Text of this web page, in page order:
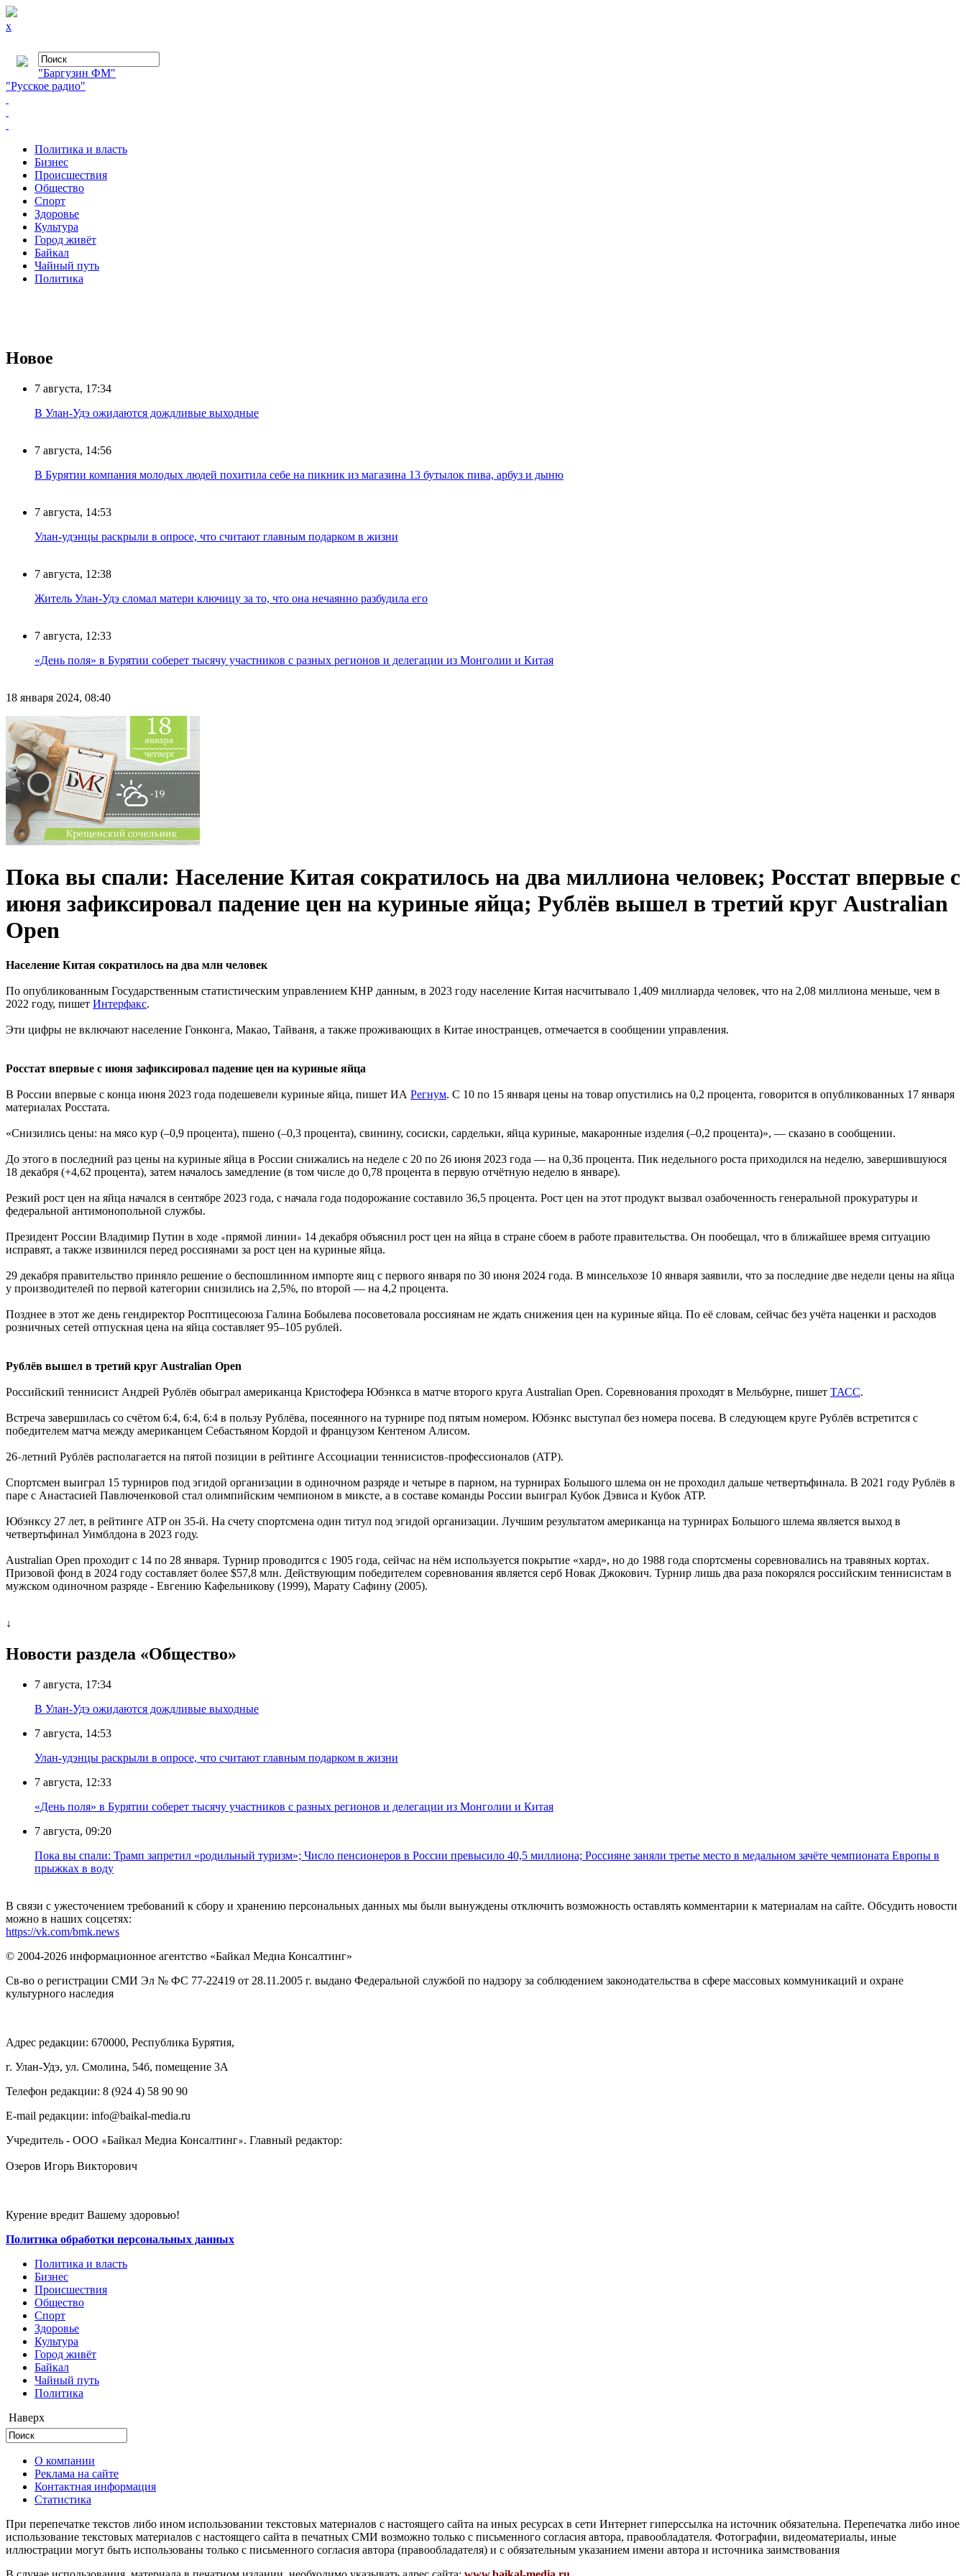
x
"Баргузин ФМ"
"Русское радио"
Политика и власть
Бизнес
Происшествия
Общество
Cпорт
Здоровье
Культура
Город живёт
Байкал
Чайный путь
Политика
Новое
7 августа, 17:34
В Улан-Удэ ожидаются дождливые выходные
7 августа, 14:56
В Бурятии компания молодых людей похитила себе на пикник из магазина 13 бутылок пива, арбуз и дыню
7 августа, 14:53
Улан-удэнцы раскрыли в опросе, что считают главным подарком в жизни
7 августа, 12:38
Житель Улан-Удэ сломал матери ключицу за то, что она нечаянно разбудила его
7 августа, 12:33
«День поля» в Бурятии соберет тысячу участников с разных регионов и делегации из Монголии и Китая
18 января 2024, 08:40
Пока вы спали: Население Китая сократилось на два миллиона человек; Росстат впервые с
июня зафиксировал падение цен на куриные яйца; Рублёв вышел в третий круг Australian
Open
Население Китая сократилось на два млн человек
По опубликованным Государственным статистическим управлением КНР данным, в 2023 году население Китая насчитывало 1,409 миллиарда человек, что на 2,08 миллиона меньше, чем в
2022 году, пишет Интерфакс.
Эти цифры не включают население Гонконга, Макао, Тайваня, а также проживающих в Китае иностранцев, отмечается в сообщении управления.
Росстат впервые с июня зафиксировал падение цен на куриные яйца
В России впервые с конца июня 2023 года подешевели куриные яйца, пишет ИА Регнум. С 10 по 15 января цены на товар опустились на 0,2 процента, говорится в опубликованных 17 января
материалах Росстата.
«Снизились цены: на мясо кур (–0,9 процента), пшено (–0,3 процента), свинину, сосиски, сардельки, яйца куриные, макаронные изделия (–0,2 процента)», — сказано в сообщении.
До этого в последний раз цены на куриные яйца в России снижались на неделе с 20 по 26 июня 2023 года — на 0,36 процента. Пик недельного роста приходился на неделю, завершившуюся
18 декабря (+4,62 процента), затем началось замедление (в том числе до 0,78 процента в первую отчётную неделю в январе).
Резкий рост цен на яйца начался в сентябре 2023 года, с начала года подорожание составило 36,5 процента. Рост цен на этот продукт вызвал озабоченность генеральной прокуратуры и
федеральной антимонопольной службы.
Президент России Владимир Путин в ходе «прямой линии» 14 декабря объяснил рост цен на яйца в стране сбоем в работе правительства. Он пообещал, что в ближайшее время ситуацию
исправят, а также извинился перед россиянами за рост цен на куриные яйца.
29 декабря правительство приняло решение о беспошлинном импорте яиц с первого января по 30 июня 2024 года. В минсельхозе 10 января заявили, что за последние две недели цены на яйца
у производителей по первой категории снизились на 2,5%, по второй — на 4,2 процента.
Позднее в этот же день гендиректор Росптицесоюза Галина Бобылева посоветовала россиянам не ждать снижения цен на куриные яйца. По её словам, сейчас без учёта наценки и расходов
розничных сетей отпускная цена на яйца составляет 95–105 рублей.
Рублёв вышел в третий круг Australian Open
Российский теннисист Андрей Рублёв обыграл американца Кристофера Юбэнкса в матче второго круга Australian Open. Соревнования проходят в Мельбурне, пишет ТАСС.
Встреча завершилась со счётом 6:4, 6:4, 6:4 в пользу Рублёва, посеянного на турнире под пятым номером. Юбэнкс выступал без номера посева. В следующем круге Рублёв встретится с
победителем матча между американцем Себастьяном Кордой и французом Кентеном Алисом.
26–летний Рублёв располагается на пятой позиции в рейтинге Ассоциации теннисистов–профессионалов (ATP).
Спортсмен выиграл 15 турниров под эгидой организации в одиночном разряде и четыре в парном, на турнирах Большого шлема он не проходил дальше четвертьфинала. В 2021 году Рублёв в
паре с Анастасией Павлюченковой стал олимпийским чемпионом в миксте, а в составе команды России выиграл Кубок Дэвиса и Кубок ATP.
Юбэнксу 27 лет, в рейтинге ATP он 35-й. На счету спортсмена один титул под эгидой организации. Лучшим результатом американца на турнирах Большого шлема является выход в
четвертьфинал Уимблдона в 2023 году.
Australian Open проходит с 14 по 28 января. Турнир проводится с 1905 года, сейчас на нём используется покрытие «хард», но до 1988 года спортсмены соревновались на травяных кортах.
Призовой фонд в 2024 году составляет более $57,8 млн. Действующим победителем соревнования является серб Новак Джокович. Турнир лишь два раза покорялся российским теннисистам в
мужском одиночном разряде - Евгению Кафельникову (1999), Марату Сафину (2005).
↓
Новости раздела «Общество»
7 августа, 17:34
В Улан-Удэ ожидаются дождливые выходные
7 августа, 14:53
Улан-удэнцы раскрыли в опросе, что считают главным подарком в жизни
7 августа, 12:33
«День поля» в Бурятии соберет тысячу участников с разных регионов и делегации из Монголии и Китая
7 августа, 09:20
Пока вы спали: Трамп запретил «родильный туризм»; Число пенсионеров в России превысило 40,5 миллиона; Россияне заняли третье место в медальном зачёте чемпионата Европы в
прыжках в воду
В связи с ужесточением требований к сбору и хранению персональных данных мы были вынуждены отключить возможность оставлять комментарии к материалам на сайте. Обсудить новости
можно в наших соцсетях:
https://vk.com/bmk.news
© 2004-2026 информационное агентство «Байкал Медиа Консалтинг»
Св-во о регистрации СМИ Эл № ФС 77-22419 от 28.11.2005 г. выдано Федеральной службой по надзору за соблюдением законодательства в сфере массовых коммуникаций и охране
культурного наследия
Адрес редакции: 670000, Республика Бурятия,
г. Улан-Удэ, ул. Смолина, 54б, помещение 3А
Телефон редакции: ‎‎8 (924 4) 58 90 90
E-mail редакции: info@baikal-media.ru
Учредитель - ООО «Байкал Медиа Консалтинг». Главный редактор:
Озеров Игорь Викторович
Курение вредит Вашему здоровью!
Политика обработки персональных данных
Политика и власть
Бизнес
Происшествия
Общество
Cпорт
Здоровье
Культура
Город живёт
Байкал
Чайный путь
Политика
Наверх
О компании
Реклама на сайте
Контактная информация
Статистика
При перепечатке текстов либо ином использовании текстовых материалов с настоящего сайта на иных ресурсах в сети Интернет гиперссылка на источник обязательна. Перепечатка либо иное
использование текстовых материалов с настоящего сайта в печатных СМИ возможно только с письменного согласия автора, правообладателя. Фотографии, видеоматериалы, иные
иллюстрации могут быть использованы только с письменного согласия автора (правообладателя) и с обязательным указанием имени автора и источника заимствования